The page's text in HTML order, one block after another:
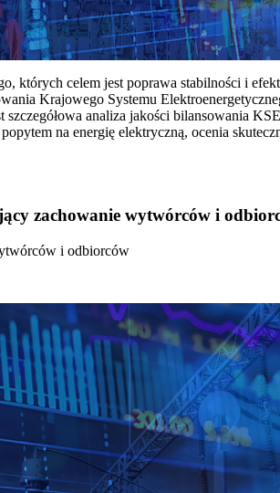
których celem jest poprawa stabilności i
Krajowego Systemu
analiza jakości bilansowania
na energię elektryczną, ocenia
zachowanie wytwórców i
i odbiorców